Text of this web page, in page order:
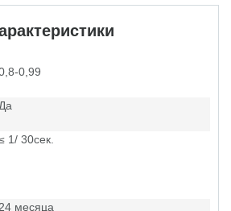
0,99
Да
1/ 30сек.
24 месяца